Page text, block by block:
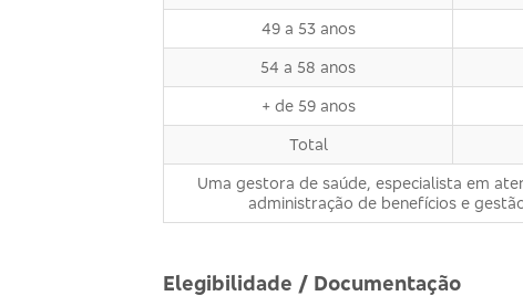
49 a 53 anos
54 a 58 anos
+ de 59 anos
Total
Uma gestora de saúde, especialista em
administração de benefícios e
Elegibilidade / Documentação